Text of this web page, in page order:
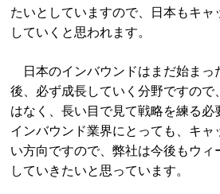
たいとしていますので、日本もキャ
していくと思われます。
日本のインバウンドはまだ始まっ
後、必ず成長していく分野ですので
はなく、長い目で見て戦略を練る必
インバウンド業界にとっても、キャ
い方向ですので、弊社は今後もウィ
していきたいと思っています。